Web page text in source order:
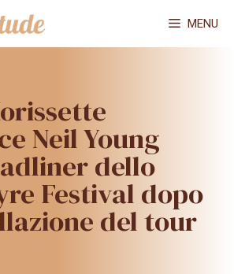
MENU
Neil Young
dello
Festival dopo
del tour